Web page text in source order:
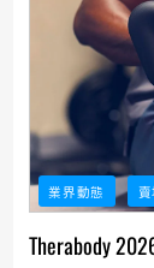
業界動態
Therabody